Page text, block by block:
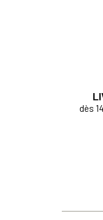
dès